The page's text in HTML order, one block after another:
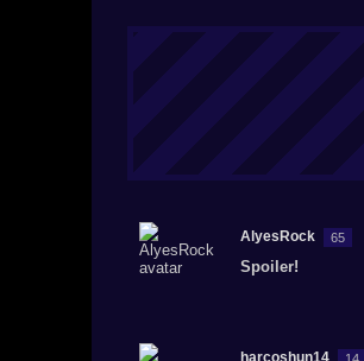
AlyesRock 65
Spoiler!
harcoshun14 14